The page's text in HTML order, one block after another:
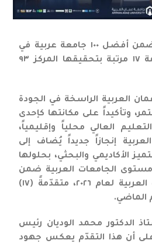
جامعة عمان العربية ضمن أفضل ١٠٠ جامعة عربية في
تصنيف QS٢٠٢٦ متقدمة ١٧ مرتبة بتحقيقها المركز ٩٣
العربية الراسخة في الجودة
وتأكيداً على مكانتها كإحدى
العالي محلياً وإقليمياً،
إنجازاً جديداً يُضاف إلى
الأكاديمي والبحثي، بحلولها
(٩٣) على مستوى الجامعات العربية ضمن
تصنيف QS للجامعات العربية لعام ٢٠٢٦، متقدّمةً (١٧)
الماضي.
الدكتور محمد الوديان رئيس
أن هذا التقدّم يعكس جهود